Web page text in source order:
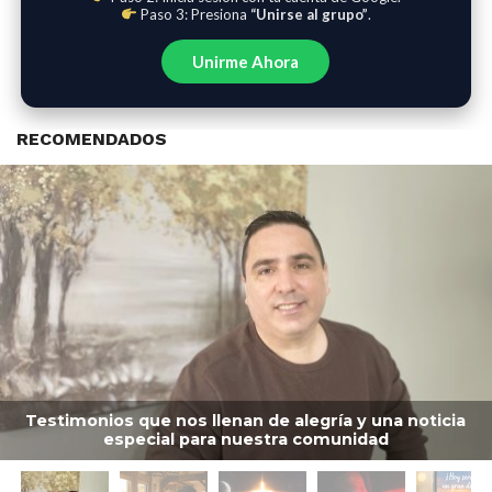
Paso 3: Presiona “Unirse al grupo”.
Unirme Ahora
RECOMENDADOS
Testimonios que nos llenan de alegría y una noticia
especial para nuestra comunidad